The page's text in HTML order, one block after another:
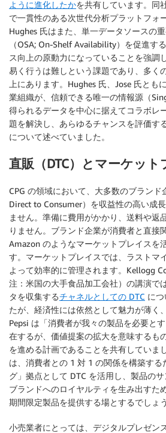
ように進化したかを共有しています。同
で一貫性のある次世代分析プラットフォ
Hughes 氏はまた、単一データソースの
（OSA; On-Shelf Availability）を促進す
ス向上の原動力になっていることを強調
易く行うは難しという課題であり、多く
上にあります。Hughes 氏、Jose 氏とも
業組織が、信頼できる唯一の情報源（
得られるデータを中心に据えてコラボレ
題を解決し、あらゆるチャンスを評価す
について述べていました。
直販（DTC）とマーケット
CPG の領域において、大多数のブランド
Direct to Consumer）を収益性の高い成
ません。準備に費用がかかり、送料や返
りません。ブランド企業が消費者と直接
Amazon のようなマーケットプレイスを
す。マーケットプレイスでは、ラストマ
よって効率的に管理されます。Kellogg
注：米国の大手食品加工会社）の講演で
タを収集するチャネルとしての DTC に
たが、経済性には依然として魅力が薄く
Pepsi は「消費者が我々の製品を必要と
在するが、価値提案の拡大を意味するも
を進める計画であることを共有していま
は、消費者との 1 対 1 の関係を構築する
グ」拠点として DTC を活用し、製品のサ
ブランドへのロイヤルティを生み出すた
期間限定製品を提供する場とするでしょう
小売業者にとっては、デジタルプレゼン